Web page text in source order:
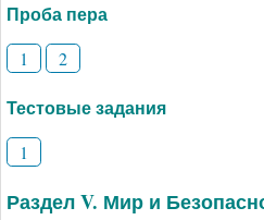
Проба пера
1 2
Тестовые задания
1
Раздел V. Мир и